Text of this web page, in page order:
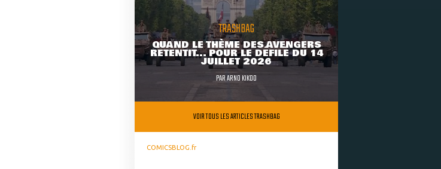
TRASHBAG
QUAND LE THÈME DES AVENGERS
RETENTIT... POUR LE DÉFILÉ DU 14
JUILLET 2026
PARARNO KIKOO
VOIR TOUS LES ARTICLES TRASHBAG
COMICSBLOG.fr